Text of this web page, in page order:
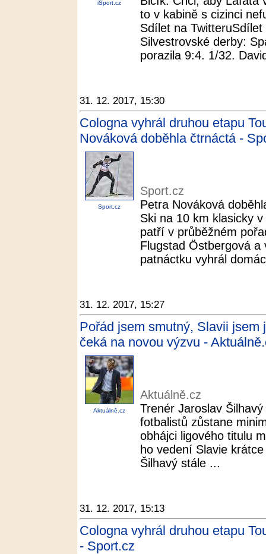
iSport.cz
to v kabině s cizinci
Sdílet na
Silvestrovské derby:
porazila 9:4. 1/32.
31. 12. 2017, 15:30
Cologna vyhrál druhou etapu
Nováková doběhla čtrnáctá -
Sport.cz
Sport.cz
Petra Nováková
Ski na 10 km klasicky
patří v průběžném
Flugstad Östbergová a
patnáctku vyhrál
31. 12. 2017, 15:27
Pořád jsem smutný, Slavii
čeká na novou výzvu -
Aktuálně.cz
Aktuálně.cz
Trenér Jaroslav
fotbalistů zůstane
obhájci ligového titulu
ho vedení Slavie
Šilhavý stále ...
31. 12. 2017, 15:13
Cologna vyhrál druhou etapu
- Sport.cz